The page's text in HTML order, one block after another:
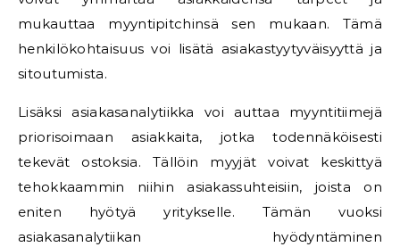
mukauttaa myyntipitchinsä sen mukaan. Tämä
henkilökohtaisuus voi lisätä asiakastyytyväisyyttä ja
sitoutumista.
Lisäksi asiakasanalytiikka voi auttaa myyntitiimejä
priorisoimaan asiakkaita, jotka todennäköisesti
tekevät ostoksia. Tällöin myyjät voivat keskittyä
tehokkaammin niihin asiakassuhteisiin, joista on
eniten hyötyä yritykselle. Tämän vuoksi
asiakasanalytiikan hyödyntäminen